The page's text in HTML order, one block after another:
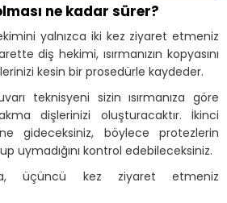
ne kadar sürer?
yalnızca iki kez ziyaret etmeniz
diş hekimi, ısırmanızın kopyasını
kesin bir prosedürle kaydeder.
teknisyeni sizin ısırmanıza göre
dişlerinizi oluşturacaktır. İkinci
gideceksiniz, böylece protezlerin
uymadığını kontrol edebileceksiniz.
üçüncü kez ziyaret etmeniz